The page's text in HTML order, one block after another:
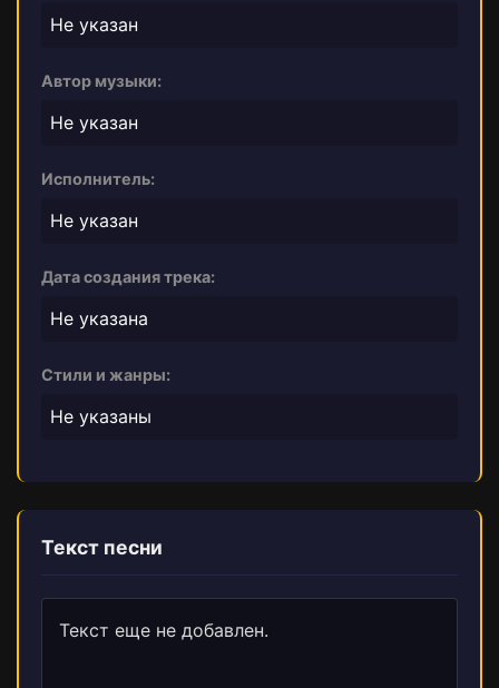
Не указан
Автор музыки:
Не указан
Исполнитель:
Не указан
Дата создания трека:
Не указана
Стили и жанры:
Не указаны
Текст песни
Текст еще не добавлен.